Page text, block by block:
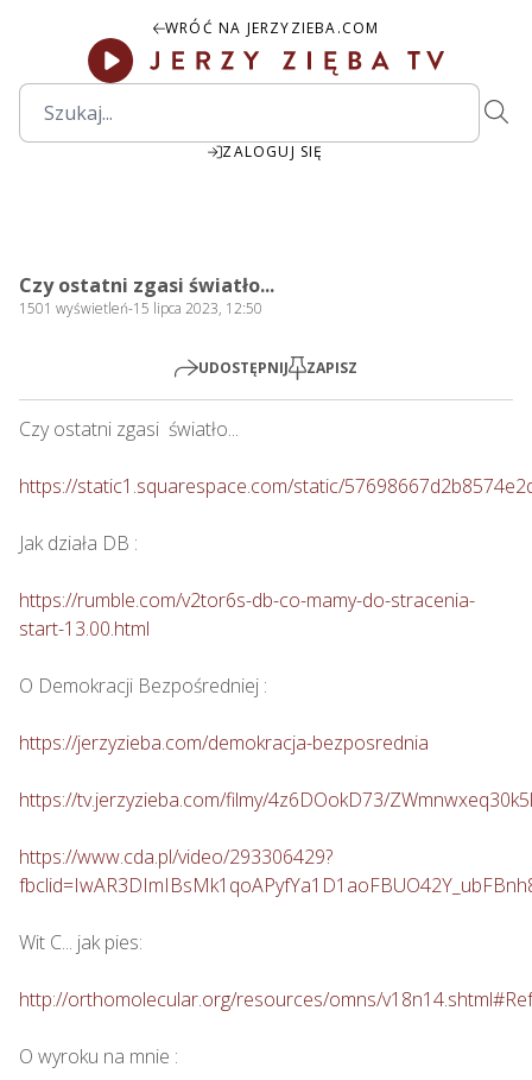
WRÓĆ NA JERZYZIEBA.COM
ZALOGUJ SIĘ
Play
Czy ostatni zgasi światło...
1501 wyświetleń-15 lipca 2023, 12:50
UDOSTĘPNIJ ZAPISZ
Czy ostatni zgasi  światło...
https://static1.squarespace.com/static/
Jak działa DB :
https://rumble.com/v2tor6s-db-co-mamy-do-stracenia-
start-13.00.html
O Demokracji Bezpośredniej :
https://jerzyzieba.com/demokracja-bezposrednia
https://tv.jerzyzieba.com/filmy/4z6DOokD73/
https://www.cda.pl/video/293306429?
Wit C... jak pies:
http://orthomolecular.org/resources/omns/
O wyroku na mnie :